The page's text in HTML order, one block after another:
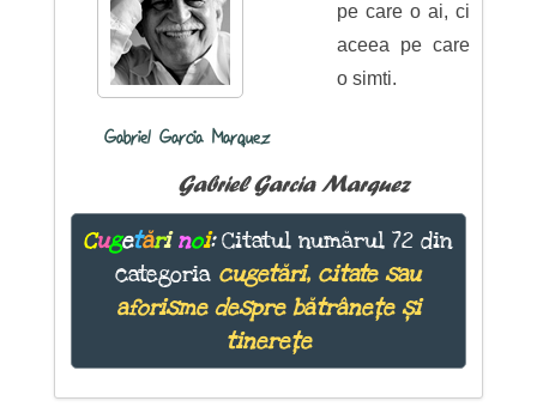
Gabriel Garcia Marquez
pe care o ai, ci
aceea pe care
o simti.
Gabriel Garcia Marquez
Cugetări noi:Citatul numărul 72 din
categoria cugetări, citate sau
aforisme despre bătrânețe și
tinerețe